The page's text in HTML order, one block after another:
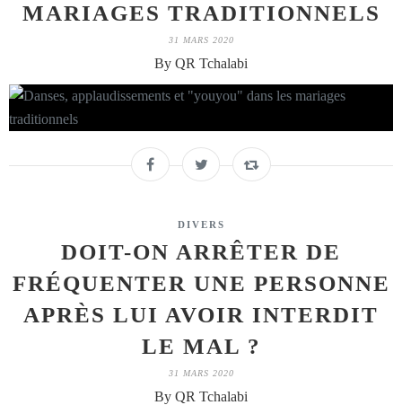
MARIAGES TRADITIONNELS
31 MARS 2020
By QR Tchalabi
DIVERS
DOIT-ON ARRÊTER DE
FRÉQUENTER UNE PERSONNE
APRÈS LUI AVOIR INTERDIT
LE MAL ?
31 MARS 2020
By QR Tchalabi